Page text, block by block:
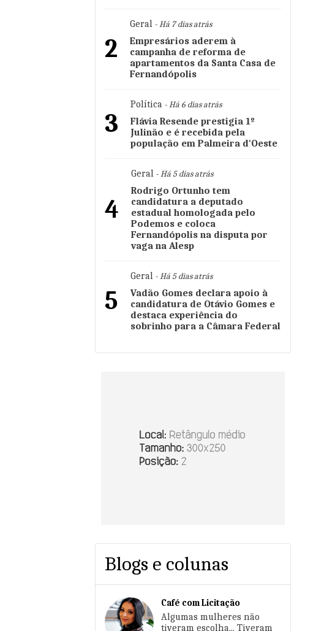
2
Geral - Há 7 dias atrás
Empresários aderem à
campanha de reforma de
apartamentos da Santa Casa de
Fernandópolis
3
Política - Há 6 dias atrás
Flávia Resende prestigia 1º
Julinão e é recebida pela
população em Palmeira d'Oeste
4
Geral - Há 5 dias atrás
Rodrigo Ortunho tem
candidatura a deputado
estadual homologada pelo
Podemos e coloca
Fernandópolis na disputa por
vaga na Alesp
5
Geral - Há 5 dias atrás
Vadão Gomes declara apoio à
candidatura de Otávio Gomes e
destaca experiência do
sobrinho para a Câmara Federal
Blogs e colunas
Café com Licitação
Algumas mulheres não
tiveram escolha... Tiveram